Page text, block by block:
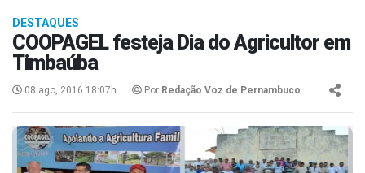
DESTAQUES
​​​​​​​​​​​​COOPAGEL festeja Dia do Agricultor em
Timbaúba
08 ago, 2016 18:07h Por Redação Voz de Pernambuco